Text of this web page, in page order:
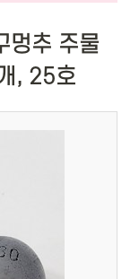
멍추 주물
, 25호